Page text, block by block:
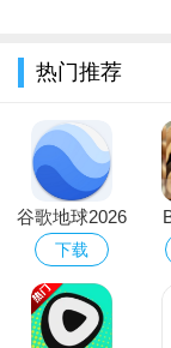
热门推荐
谷歌地球2026
高清卫星地图
手机版
下载